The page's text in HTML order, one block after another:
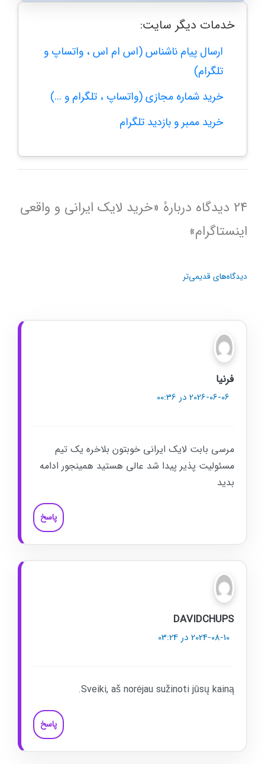
خدمات دیگر سایت:
ارسال پیام ناشناس (اس ام اس ، واتساپ و
تلگرام)
خرید شماره مجازی (واتساپ ، تلگرام و ...)
خرید ممبر و بازدید تلگرام
24 دیدگاه دربارهٔ «خرید لایک ایرانی و واقعی
اینستاگرام»
دیدگاه‌های قدیمی‌تر
فرنیا
2026-06-06 در 00:36
مرسی بابت لایک ایرانی خوبتون بلاخره یک تیم
مسئولیت پذیر پیدا شد عالی هستید همینجور ادامه
بدید
پاسخ
DAVIDCHUPS
2024-08-10 در 03:24
Sveiki, aš norėjau sužinoti jūsų kainą.
پاسخ